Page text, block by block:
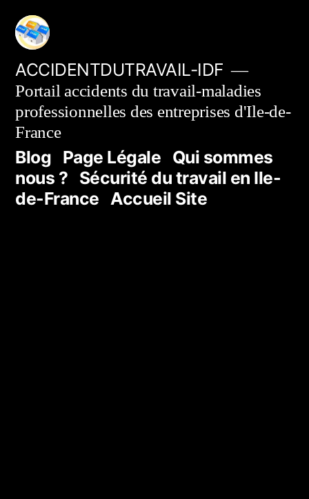
Aller
contenu
ACCIDENTDUTRAVAIL-IDF
Portail accidents du travail-maladies
professionnelles des entreprises d'Ile-de-
France
Blog Page Légale Qui sommes
nous ? Sécurité du travail en Ile-
de-France Accueil Site